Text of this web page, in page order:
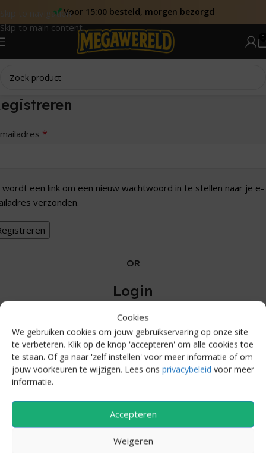
Cookies
We gebruiken cookies om jouw gebruikservaring op onze site
te verbeteren. Klik op de knop 'accepteren' om alle cookies toe
te staan. Of ga naar 'zelf instellen' voor meer informatie of om
jouw voorkeuren te wijzigen. Lees ons privacybeleid voor meer
informatie.
Accepteren
Weigeren
Skip to navigation
Skip to main content
Voor 15:00 besteld, morgen bezorgd
0
*
wordt een link om een nieuw wachtwoord in te stellen naar je e-
verzonden.
OR
Login
for this site allows you to access your order status
Just fill in the fields below, and we'll get a new account set
you in no time. We will only ask you for information necessary
make the purchase process faster and easier.